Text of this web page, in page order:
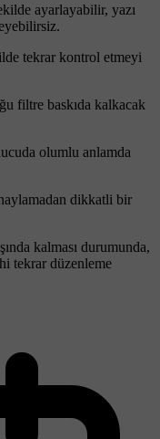
ayarlayabilir, yazı
tekrar kontrol etmeyi
filtre baskıda kalkacak
olumlu anlamda
dikkatli bir
kalması durumunda,
tekrar düzenleme